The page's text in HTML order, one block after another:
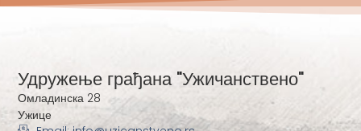
Удружење грађана "Ужичанствено"
Омладинска 28
Ужице